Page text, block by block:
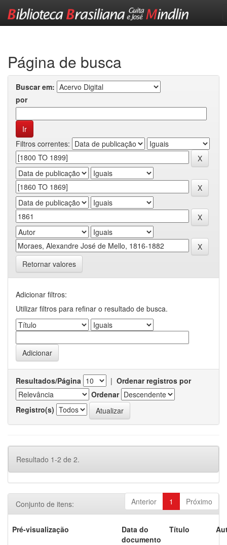
Página de busca
Buscar em:
por
Filtros correntes:
Retornar valores
Adicionar filtros:
Utilizar filtros para refinar o resultado de busca.
Resultados/Página | Ordenar registros por
Ordenar
Registro(s)
Resultado 1-2 de 2.
Anterior 1 Próximo
Conjunto de itens:
Pré-visualização
Data do
documento
Título